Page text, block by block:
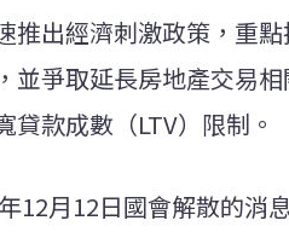
推出經濟刺激政策，重
並爭取延長房地產交易
款成數（LTV）限制。
12月12日國會解散的消